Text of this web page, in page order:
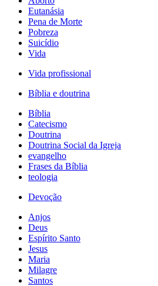
Eutanásia
Pena de Morte
Pobreza
Suicídio
Vida
Vida profissional
Bíblia e doutrina
Bíblia
Catecismo
Doutrina
Doutrina Social da Igreja
evangelho
Frases da Bíblia
teologia
Devoção
Anjos
Deus
Espírito Santo
Jesus
Maria
Milagre
Santos